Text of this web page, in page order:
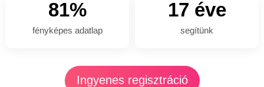
81%
fényképes adatlap
17 éve
segítünk
Ingyenes regisztráció